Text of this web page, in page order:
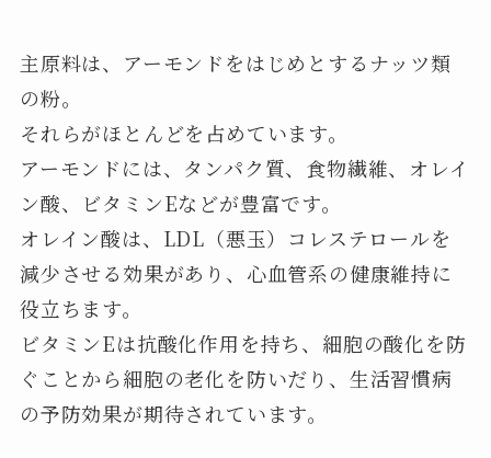
主原料は、アーモンドをはじめとするナッツ類
の粉。
それらがほとんどを占めています。
アーモンドには、タンパク質、食物繊維、オレイ
ン酸、ビタミンEなどが豊富です。
オレイン酸は、LDL（悪玉）コレステロールを
減少させる効果があり、心血管系の健康維持に
役立ちます。
ビタミンEは抗酸化作用を持ち、細胞の酸化を防
ぐことから細胞の老化を防いだり、生活習慣病
の予防効果が期待されています。